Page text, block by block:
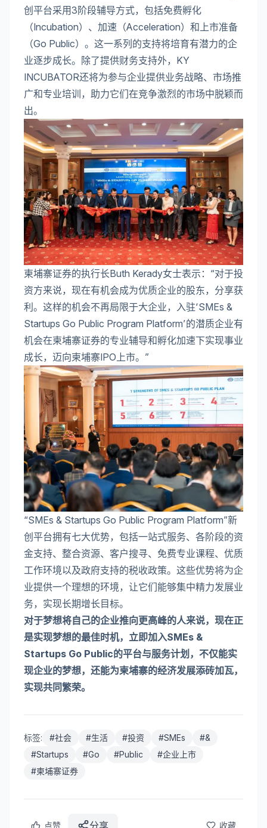
创平台采用3阶段辅导方式，包括免费孵化
（Incubation）、加速（Acceleration）和上市准备
（Go Public）。这一系列的支持将培育有潜力的企
业逐步成长。除了提供财务支持外，KY
INCUBATOR还将为参与企业提供业务战略、市场推
广和专业培训，助力它们在竞争激烈的市场中脱颖而
出。
柬埔寨证券的执行长Buth Kerady女士表示：“对于投
资方来说，现在有机会成为优质企业的股东，分享获
利。这样的机会不再局限于大企业，入驻‘SMEs &
Startups Go Public Program Platform’的潜质企业有
机会在柬埔寨证券的专业辅导和孵化加速下实现事业
成长，迈向柬埔寨IPO上市。”
“SMEs & Startups Go Public Program Platform”新
创平台拥有七大优势，包括一站式服务、各阶段的资
金支持、整合资源、客户搜寻、免费专业课程、优质
工作环境以及政府支持的税收政策。这些优势将为企
业提供一个理想的环境，让它们能够集中精力发展业
务，实现长期增长目标。
对于梦想将自己的企业推向更高峰的人来说，现在正
是实现梦想的最佳时机，立即加入SMEs &
Startups Go Public的平台与服务计划，不仅能实
现企业的梦想，还能为柬埔寨的经济发展添砖加瓦，
实现共同繁荣。
标签: #社会 #生活 #投资 #SMEs #&
#Startups #Go #Public #企业上市
#柬埔寨证券
点赞 收藏